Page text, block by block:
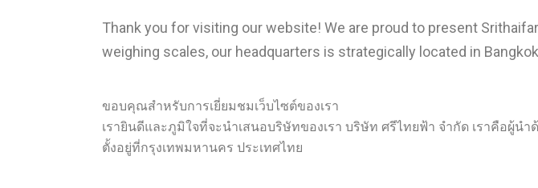
Thank you for visiting our website! We are proud to present
weighing scales, our headquarters is strategically located in
ขอบคุณสำหรับการเยี่ยมชมเว็บไซต์ของเรา
เรายินดีและภูมิใจที่จะนำเสนอบริษัทของเรา บริษัท ศรีไทยฟ้า จำกัด เราคือผู้
ตั้งอยู่ที่กรุงเทพมหานคร ประเทศไทย